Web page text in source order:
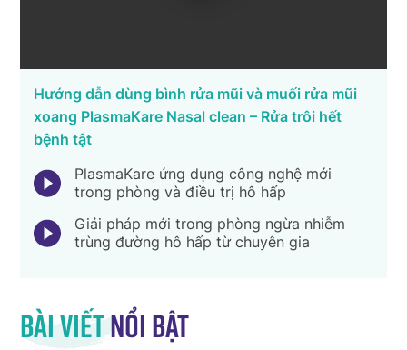
Hướng dẫn dùng bình rửa mũi và muối rửa mũi
xoang PlasmaKare Nasal clean – Rửa trôi hết
bệnh tật
PlasmaKare ứng dụng công nghệ mới
trong phòng và điều trị hô hấp
Giải pháp mới trong phòng ngừa nhiễm
trùng đường hô hấp từ chuyên gia
Bài viếtnổi bật